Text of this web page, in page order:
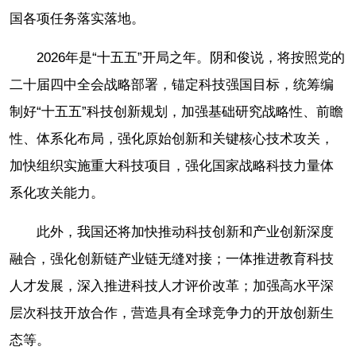
国各项任务落实落地。
2026年是“十五五”开局之年。阴和俊说，将按照党的
二十届四中全会战略部署，锚定科技强国目标，统筹编
制好“十五五”科技创新规划，加强基础研究战略性、前瞻
性、体系化布局，强化原始创新和关键核心技术攻关，
加快组织实施重大科技项目，强化国家战略科技力量体
系化攻关能力。
此外，我国还将加快推动科技创新和产业创新深度
融合，强化创新链产业链无缝对接；一体推进教育科技
人才发展，深入推进科技人才评价改革；加强高水平深
层次科技开放合作，营造具有全球竞争力的开放创新生
态等。